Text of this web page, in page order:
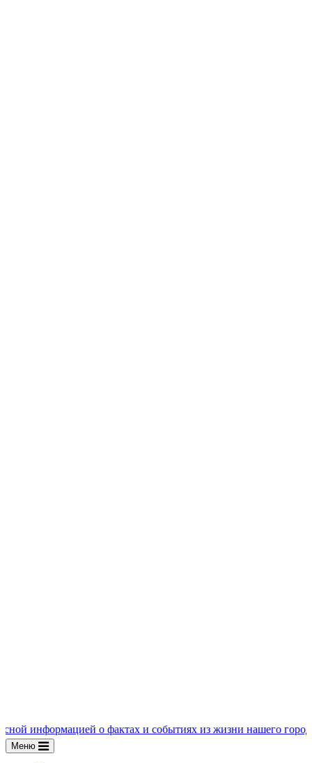
о фактах и событиях из жизни нашего города, пишите
Меню